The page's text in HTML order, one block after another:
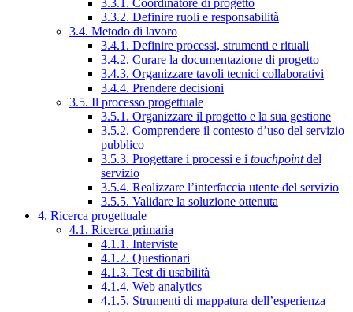
3.3.1. Coordinatore di progetto
3.3.2. Definire ruoli e responsabilità
3.4. Metodo di lavoro
3.4.1. Definire processi, strumenti e rituali
3.4.2. Curare la documentazione di progetto
3.4.3. Organizzare tavoli tecnici collaborativi
3.4.4. Prendere decisioni
3.5. Il processo progettuale
3.5.1. Organizzare il progetto e la sua gestione
3.5.2. Comprendere il contesto d’uso del servizio
pubblico
3.5.3. Progettare i processi e i touchpointdel
servizio
3.5.4. Realizzare l’interfaccia utente del servizio
3.5.5. Validare la soluzione ottenuta
4. Ricerca progettuale
4.1. Ricerca primaria
4.1.1. Interviste
4.1.2. Questionari
4.1.3. Test di usabilità
4.1.4. Web analytics
4.1.5. Strumenti di mappatura dell’esperienza